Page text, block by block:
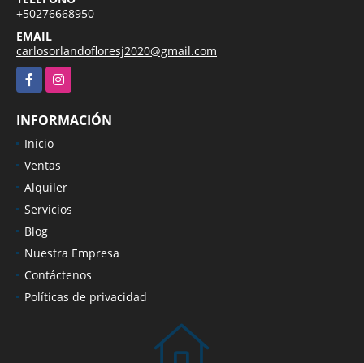
+50276668950
EMAIL
carlosorlandofloresj2020@gmail.com
FacebookInstagram
INFORMACIÓN
Inicio
Ventas
Alquiler
Servicios
Blog
Nuestra Empresa
Contáctenos
Políticas de privacidad